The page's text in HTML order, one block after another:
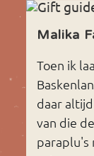
Malika
Toen ik
daar
van die
paraplu's